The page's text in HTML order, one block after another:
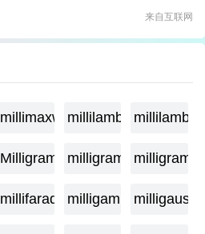
来自互联网
millimaxwellmillilambda
Milligramagemilligrame
millifarad milligammamilligauss